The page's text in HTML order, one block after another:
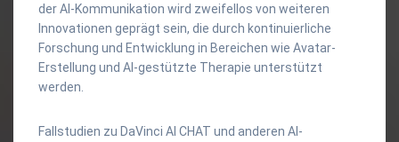
der AI-Kommunikation wird zweifellos von weiteren
Innovationen geprägt sein, die durch kontinuierliche
Forschung und Entwicklung in Bereichen wie Avatar-
Erstellung und AI-gestützte Therapie unterstützt
werden.
Fallstudien zu DaVinci AI CHAT und anderen AI-